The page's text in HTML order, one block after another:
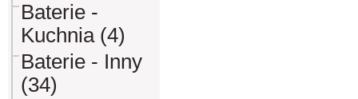
Baterie -
Kuchnia (4)
Baterie - Inny
(34)